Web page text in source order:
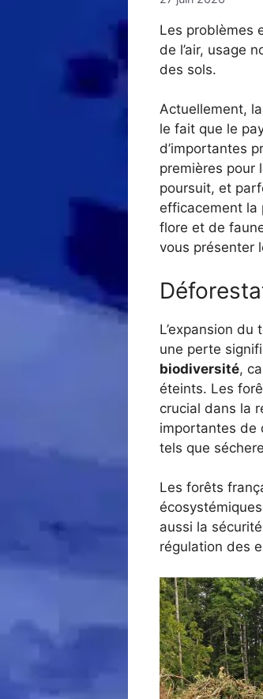
Les problèmes
de l’air, usage
des sols.
Actuellement,
le fait que le
d’importantes
premières pour
poursuit, et
efficacement la
flore et de
vous présenter
L’expansion
une perte
biodiversité,
éteints. Les
crucial dans la
importantes de
tels que
Les forêts
aussi la
régulation des